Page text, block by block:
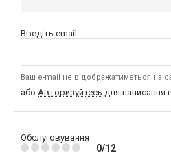
Введіть email:
Ваш e-mail не відображатиметься на
або Авторизуйтесь для написання
Обслуговування
0/12